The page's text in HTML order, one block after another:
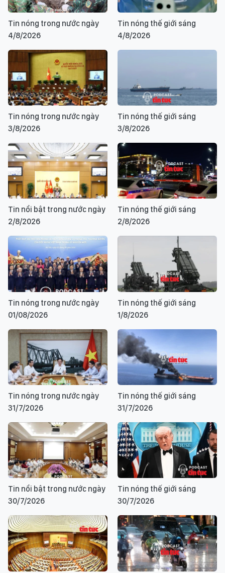
Tin nóng trong nước ngày
4/8/2026
Tin nóng thế giới sáng
4/8/2026
Tin nóng trong nước ngày
3/8/2026
Tin nóng thế giới sáng
3/8/2026
Tin nổi bật trong nước ngày
2/8/2026
Tin nóng thế giới sáng
2/8/2026
Tin nóng trong nước ngày
01/08/2026
Tin nóng thế giới sáng
1/8/2026
Tin nóng trong nước ngày
31/7/2026
Tin nóng thế giới sáng
31/7/2026
Tin nổi bật trong nước ngày
30/7/2026
Tin nóng thế giới sáng
30/7/2026